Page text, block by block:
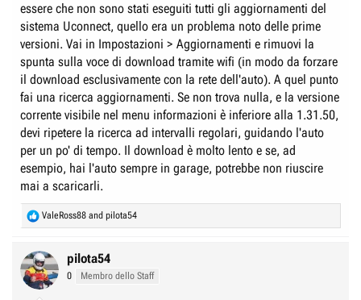
essere che non sono stati eseguiti tutti gli aggiornamenti del
sistema Uconnect, quello era un problema noto delle prime
versioni. Vai in Impostazioni > Aggiornamenti e rimuovi la
spunta sulla voce di download tramite wifi (in modo da forzare
il download esclusivamente con la rete dell'auto). A quel punto
fai una ricerca aggiornamenti. Se non trova nulla, e la versione
corrente visibile nel menu informazioni è inferiore alla 1.31.50,
devi ripetere la ricerca ad intervalli regolari, guidando l'auto
per un po' di tempo. Il download è molto lento e se, ad
esempio, hai l'auto sempre in garage, potrebbe non riuscire
mai a scaricarli.
R
e
c
t
i
ValeRoss88 and pilota54
pilota54
0 Membro dello Staff